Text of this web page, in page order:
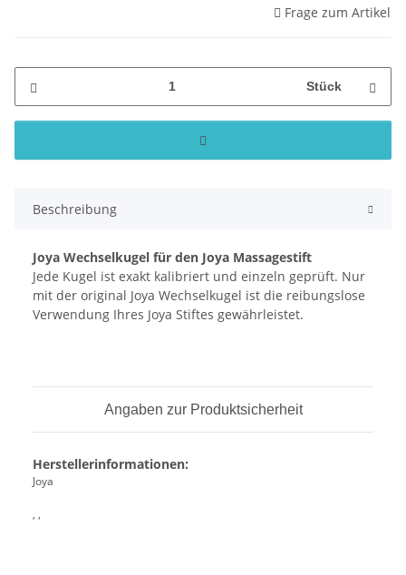
Frage zum Artikel
Stück
Beschreibung
Joya Wechselkugel für den Joya Massagestift
Jede Kugel ist exakt kalibriert und einzeln geprüft. Nur
mit der original Joya Wechselkugel ist die reibungslose
Verwendung Ihres Joya Stiftes gewährleistet.
Angaben zur Produktsicherheit
Herstellerinformationen:
Joya
, ,